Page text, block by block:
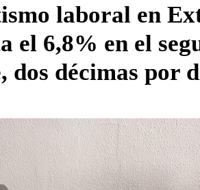
laboral en
el 6,8% en el
dos décimas por